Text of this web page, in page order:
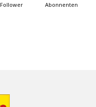
Follower Abonnenten